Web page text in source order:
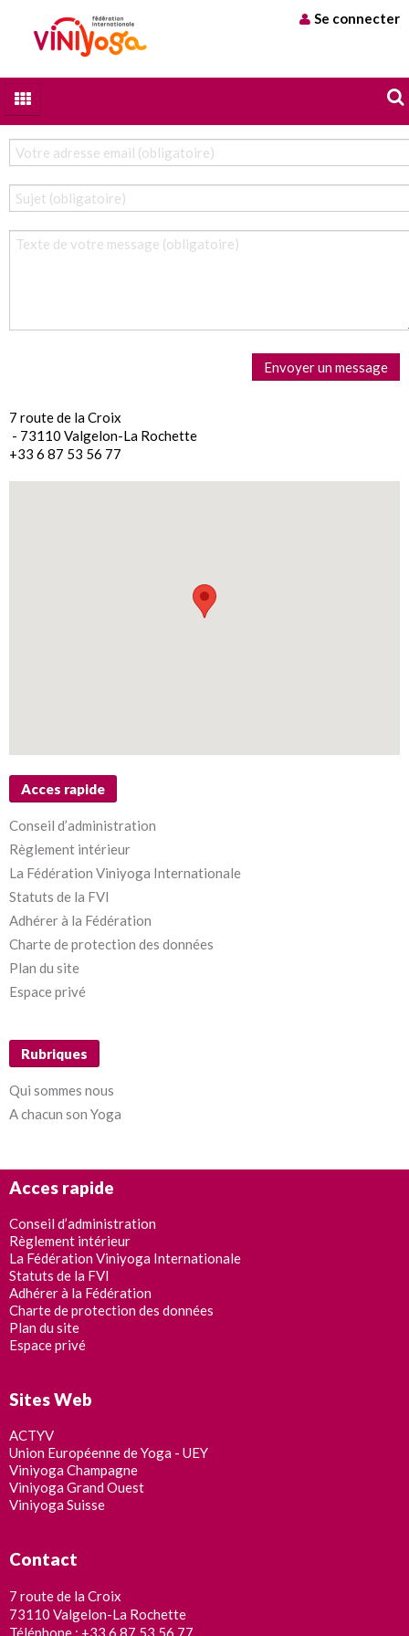
Se connecter
Qui sommes nous
Stages et formations
Trouver un professeur
7 route de la Croix
- 73110 Valgelon-La Rochette
+33 6 87 53 56 77
Acces rapide
Conseil d’administration
Règlement intérieur
La Fédération Viniyoga Internationale
Statuts de la FVI
Adhérer à la Fédération
Charte de protection des données
Plan du site
Espace privé
Rubriques
Qui sommes nous
A chacun son Yoga
Acces rapide
Conseil d’administration
Règlement intérieur
La Fédération Viniyoga Internationale
Statuts de la FVI
Adhérer à la Fédération
Charte de protection des données
Plan du site
Espace privé
Sites Web
ACTYV
Union Européenne de Yoga - UEY
Viniyoga Champagne
Viniyoga Grand Ouest
Viniyoga Suisse
Contact
7 route de la Croix
73110 Valgelon-La Rochette
Téléphone : +33 6 87 53 56 77